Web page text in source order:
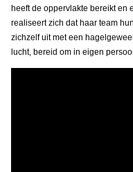
heeft de oppervlakte bereikt en
realiseert zich dat haar team
zichzelf uit met een
lucht, bereid om in eigen